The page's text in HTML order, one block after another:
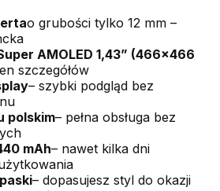
o grubości tylko 12 mm –
AMOLED 1,43” (466x466
szczegółów
– szybki podgląd bez
polskim– pełna obsługa bez
mAh– nawet kilka dni
– dopasujesz styl do okazji